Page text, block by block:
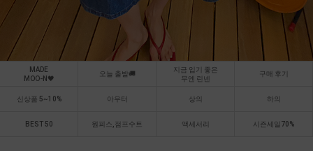
MADE
MOO-N🖤
오늘 출발🚚
지금 입기 좋은
무엔 린넨
구매 후기
신상품 5~10% 아우터 상의 하의
BEST 50 원피스,점프수트 액세서리 시즌세일70%